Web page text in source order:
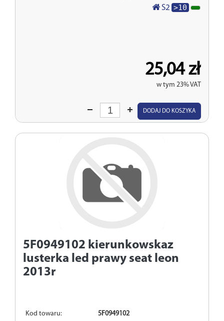
S2 >10
25,04 zł
w tym 23% VAT
Wprowadź
DODAJ DO KOSZYKA
5F0949102 kierunkowskaz
lusterka led prawy seat leon
2013r
Kod towaru: 5F0949102